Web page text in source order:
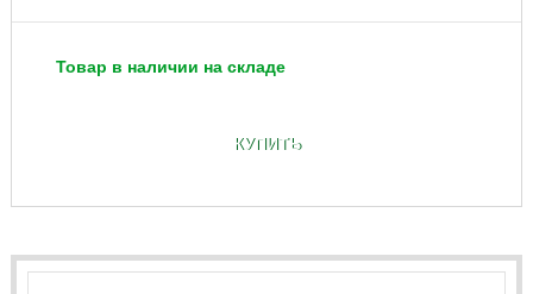
Товар в наличии на складе
КУПИТЬ